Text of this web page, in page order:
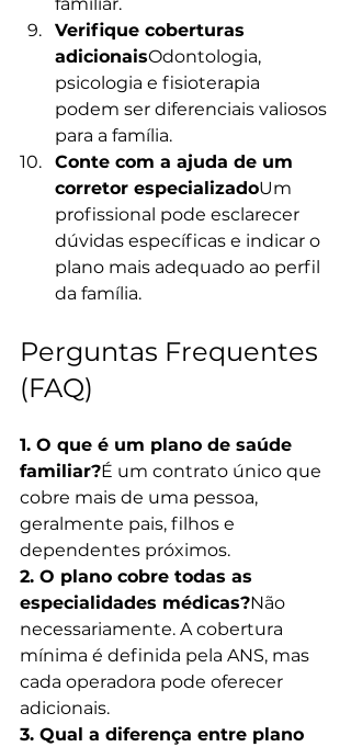
familiar.
Verifique coberturas
adicionaisOdontologia,
psicologia e fisioterapia
podem ser diferenciais valiosos
para a família.
Conte com a ajuda de um
corretor especializadoUm
profissional pode esclarecer
dúvidas específicas e indicar o
plano mais adequado ao perfil
da família.
Perguntas Frequentes
(FAQ)
1. O que é um plano de saúde
familiar?É um contrato único que
cobre mais de uma pessoa,
geralmente pais, filhos e
dependentes próximos.
2. O plano cobre todas as
especialidades médicas?Não
necessariamente. A cobertura
mínima é definida pela ANS, mas
cada operadora pode oferecer
adicionais.
3. Qual a diferença entre plano